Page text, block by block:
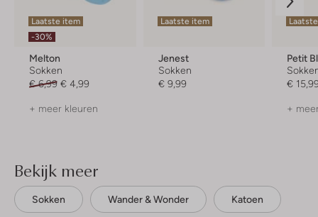
Laatste item
-30%
Melton
Sokken
€ 6,99 € 4,99
+ meer kleuren
Laatste item
Jenest
Sokken
€ 9,99
Petit
€
+
Bekijk meer
Sokken Wander & Wonder Katoen